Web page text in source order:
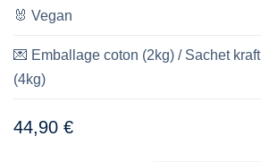
🐰 Vegan
💌 Emballage coton (2kg) / Sachet kraft
(4kg)
44,90 €